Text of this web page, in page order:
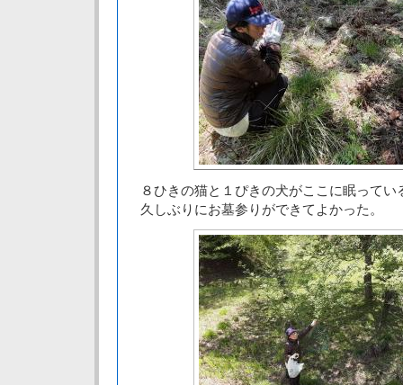
８ひきの猫と１ぴきの犬がここに眠ってい
久しぶりにお墓参りができてよかった。